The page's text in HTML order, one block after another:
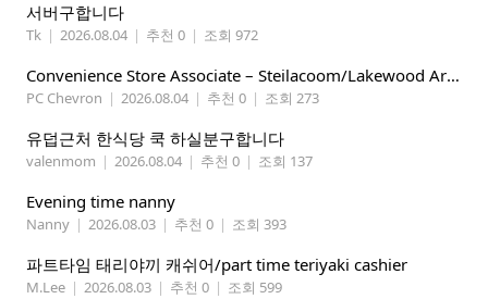
서버구합니다
Tk | 2026.08.04 | 추천 0 | 조회 972
Convenience Store Associate – Steilacoom/Lakewood Area, $19 -$21/hr
PC Chevron | 2026.08.04 | 추천 0 | 조회 273
유덥근처 한식당 쿡 하실분구합니다
valenmom | 2026.08.04 | 추천 0 | 조회 137
Evening time nanny
Nanny | 2026.08.03 | 추천 0 | 조회 393
파트타임 태리야끼 캐쉬어/part time teriyaki cashier
M.Lee | 2026.08.03 | 추천 0 | 조회 599